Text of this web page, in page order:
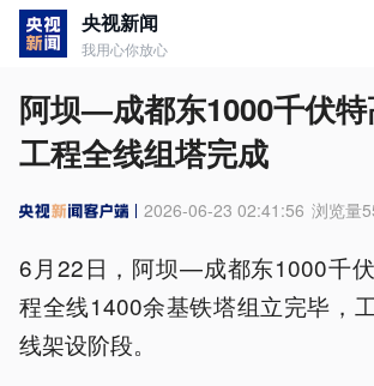
央视新闻
我用心你放心
阿坝—成都东1000千伏
工程全线组塔完成
2026-06-23 02:41:56 浏览量
6月22日，阿坝—成都东1000千
程全线1400余基铁塔组立完毕，
线架设阶段。